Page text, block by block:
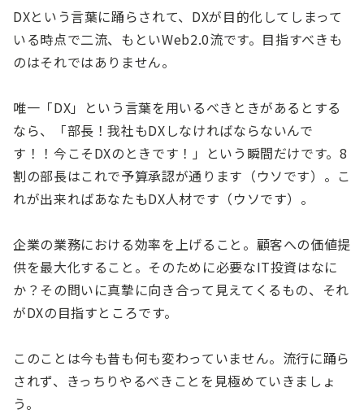
DXという言葉に踊らされて、DXが目的化してしまって
いる時点で二流、もといWeb2.0流です。目指すべきも
のはそれではありません。
唯一「DX」という言葉を用いるべきときがあるとする
なら、「部長！我社もDXしなければならないんで
す！！今こそDXのときです！」という瞬間だけです。8
割の部長はこれで予算承認が通ります（ウソです）。こ
れが出来ればあなたもDX人材です（ウソです）。
企業の業務における効率を上げること。顧客への価値提
供を最大化すること。そのために必要なIT投資はなに
か？その問いに真摯に向き合って見えてくるもの、それ
がDXの目指すところです。
このことは今も昔も何も変わっていません。流行に踊ら
されず、きっちりやるべきことを見極めていきましょ
う。